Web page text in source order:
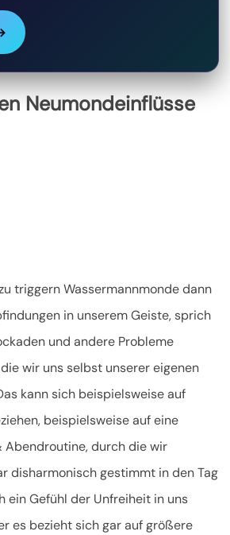
Neumondeinflüsse
triggern Wassermannmonde dann
in unserem Geiste, sprich
und andere Probleme
wir uns selbst unserer eigenen
kann sich beispielsweise auf
beispielsweise auf eine
Abendroutine, durch die wir
disharmonisch gestimmt in den Tag
ein Gefühl der Unfreiheit in uns
es bezieht sich gar auf größere